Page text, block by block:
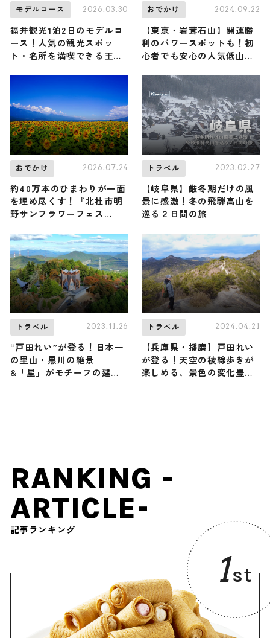
モデルコース 2026.03.30
福井観光1泊2日のモデルコ
ース！人気の観光スポッ
ト・名所を満喫できる王道
おでかけ 2024.09.22
【東京・岩茸石山】開運勝
利のパワースポットも！初
心者でも安心の人気低山に
きメシ！コラボ企画）
おでかけ 2026.07.24
約40万本のひまわりが一面
を埋め尽くす！『北杜市明
野サンフラワーフェス
中 / 山梨県北杜市
トラベル 2023.02.27
【岐阜県】厳冬期だけの風
景に感激！冬の飛騨高山を
巡る２日間の旅
トラベル 2023.11.26
“戸田れい”が登る！日本一
の里山・黒川の絶景
&「星」がモチーフの建築
トラベル 2024.04.21
【兵庫県・播磨】戸田れい
が登る！天空の稜線歩きが
楽しめる、景色の変化豊か
RANKING -
ARTICLE-
記事ランキング
1st